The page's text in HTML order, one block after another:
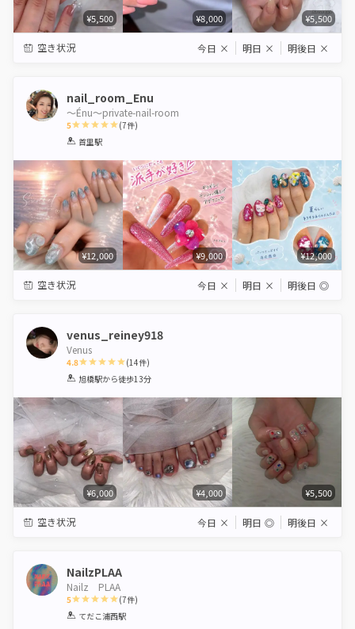
¥5,500 ¥8,000 ¥5,500
空き状況 今日 × 明日 × 明後日 ×
nail_room_Enu
〜Énu〜private-nail-room
5
1 2 3 4
(7件)
首里駅
¥12,000 ¥9,000 ¥12,000
空き状況 今日 × 明日 × 明後日 ◎
venus_reiney918
Venus
4.8
1 2 3 4 5
(14件)
旭橋駅から徒歩13分
¥6,000 ¥4,000 ¥5,500
空き状況 今日 × 明日 ◎ 明後日 ×
NailzPLAA
Nailz PLAA
5
1 2 3 4 5
(7件)
てだこ浦西駅